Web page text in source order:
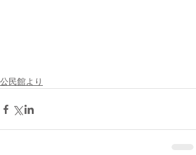
公民館より